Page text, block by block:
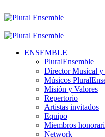
ENSEMBLE
PluralEnsemble
Director Musical
Músicos
Misión y Valores
Repertorio
Artistas invitados
Equipo
Miembros
Network